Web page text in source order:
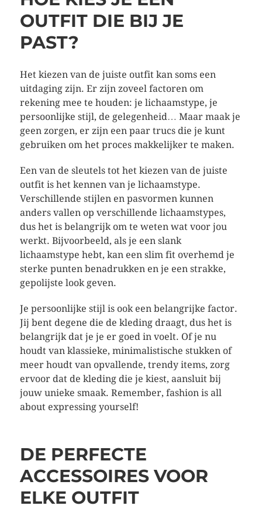
OUTFIT DIE BIJ JE
PAST?
Het kiezen van de juiste outfit kan soms een
uitdaging zijn. Er zijn zoveel factoren om
rekening mee te houden: je lichaamstype, je
persoonlijke stijl, de gelegenheid… Maar maak je
geen zorgen, er zijn een paar trucs die je kunt
gebruiken om het proces makkelijker te maken.
Een van de sleutels tot het kiezen van de juiste
outfit is het kennen van je lichaamstype.
Verschillende stijlen en pasvormen kunnen
anders vallen op verschillende lichaamstypes,
dus het is belangrijk om te weten wat voor jou
werkt. Bijvoorbeeld, als je een slank
lichaamstype hebt, kan een slim fit overhemd je
sterke punten benadrukken en je een strakke,
gepolijste look geven.
Je persoonlijke stijl is ook een belangrijke factor.
Jij bent degene die de kleding draagt, dus het is
belangrijk dat je je er goed in voelt. Of je nu
houdt van klassieke, minimalistische stukken of
meer houdt van opvallende, trendy items, zorg
ervoor dat de kleding die je kiest, aansluit bij
jouw unieke smaak. Remember, fashion is all
about expressing yourself!
DE PERFECTE
ACCESSOIRES VOOR
ELKE OUTFIT